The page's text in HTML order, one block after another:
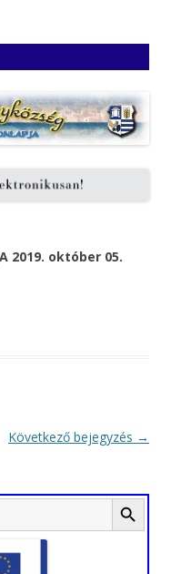
2019. október 05.
Következő bejegyzés →
Search Button